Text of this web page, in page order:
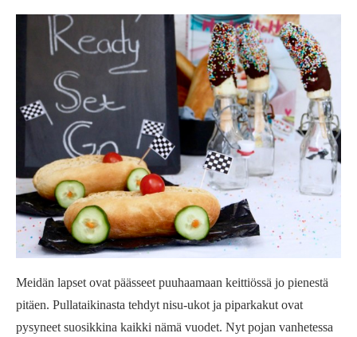
Meidän lapset ovat päässeet puuhaamaan keittiössä jo pienestä
pitäen. Pullataikinasta tehdyt nisu-ukot ja piparkakut ovat
pysyneet suosikkina kaikki nämä vuodet. Nyt pojan vanhetessa